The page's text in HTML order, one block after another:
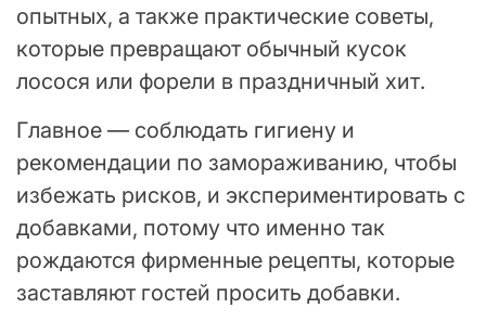
опытных, а также практические советы,
которые превращают обычный кусок
лосося или форели в праздничный хит.
Главное — соблюдать гигиену и
рекомендации по замораживанию, чтобы
избежать рисков, и экспериментировать с
добавками, потому что именно так
рождаются фирменные рецепты, которые
заставляют гостей просить добавки.